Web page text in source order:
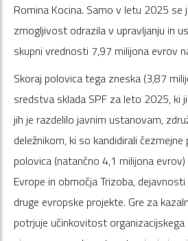
Romina Kocina. Samo v letu 2025 se
zmogljivost odrazila v upravljanju in
skupni vrednosti 7,97 milijona evrov
Skoraj polovica tega zneska (3,87
sredstva sklada SPF za leto 2025, ki
jih je razdelilo javnim ustanovam,
deležnikom, ki so kandidirali
polovica (natančno 4,1 milijona
Evrope in območja Trizoba,
druge evropske projekte. Gre za
potrjuje učinkovitost organizacijskega